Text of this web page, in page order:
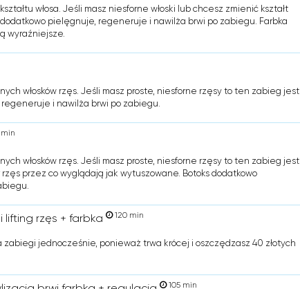
włosa. Jeśli masz niesforne włoski lub chcesz zmienić kształt
pielęgnuje, regeneruje i nawilża brwi po zabiegu. Farbka
wyraźniejsze.
włosków rzęs. Jeśli masz proste, niesforne rzęsy to ten zabieg jest
i nawilża brwi po zabiegu.
włosków rzęs. Jeśli masz proste, niesforne rzęsy to ten zabieg jest
przez co wyglądają jak wytuszowane. Botoks dodatkowo
lifting rzęs + farbka 120 min
zabiegi jednocześnie, ponieważ trwa krócej i oszczędzasz 40 złotych
105 min